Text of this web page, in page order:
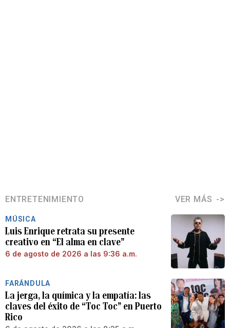
ENTRETENIMIENTO VER MÁS
MÚSICA
Luis Enrique retrata su presente
creativo en “El alma en clave”
6 de agosto de 2026 a las 9:36 a.m.
FARÁNDULA
La jerga, la química y la empatía: las
claves del éxito de “Toc Toc” en Puerto
Rico